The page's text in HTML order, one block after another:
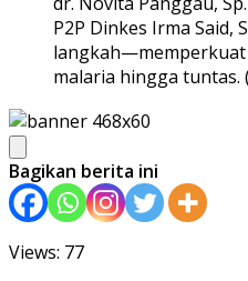
P2P Dinkes Irma Said,
malaria hingga tuntas.
Bagikan berita ini
Views: 77